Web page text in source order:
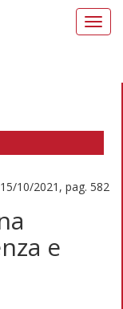
10/2021, pag. 582
e